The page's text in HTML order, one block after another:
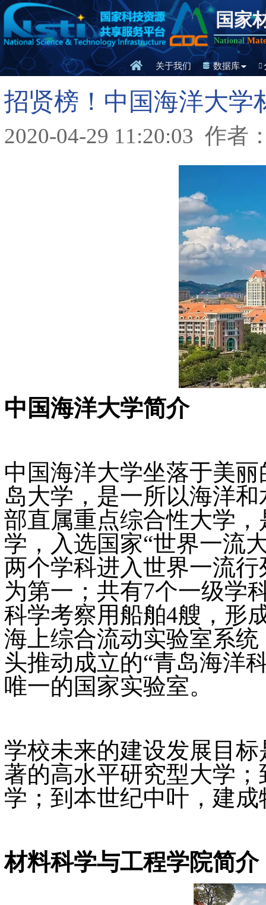
国家
National
关于我们 数据库
招贤榜！中国海洋大学
2020-04-29 11:20:03 作者
中国海洋大学简介
中国海洋大学坐落于美
岛大学，是一所以海洋
部直属重点综合性大学
学，入选国家“世界一流
两个学科进入世界一流
为第一；共有7个一级学
科学考察用船舶4艘，形
海上综合流动实验室系
头推动成立的“青岛海洋
唯一的国家实验室。
学校未来的建设发展目
著的高水平研究型大学
学；到本世纪中叶，建
材料科学与工程学院简介